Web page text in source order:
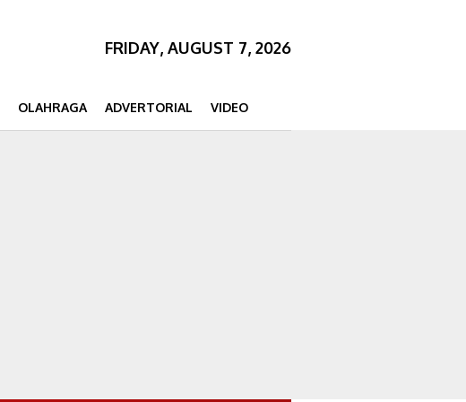
FRIDAY, AUGUST 7, 2026
OLAHRAGA ADVERTORIAL VIDEO